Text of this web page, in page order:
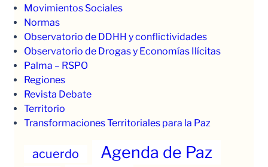
Movimientos Sociales
Normas
Observatorio de DDHH y conflictividades
Observatorio de Drogas y Economías Ilícitas
Palma – RSPO
Regiones
Revista Debate
Territorio
Transformaciones Territoriales para la Paz
acuerdo Agenda de Paz